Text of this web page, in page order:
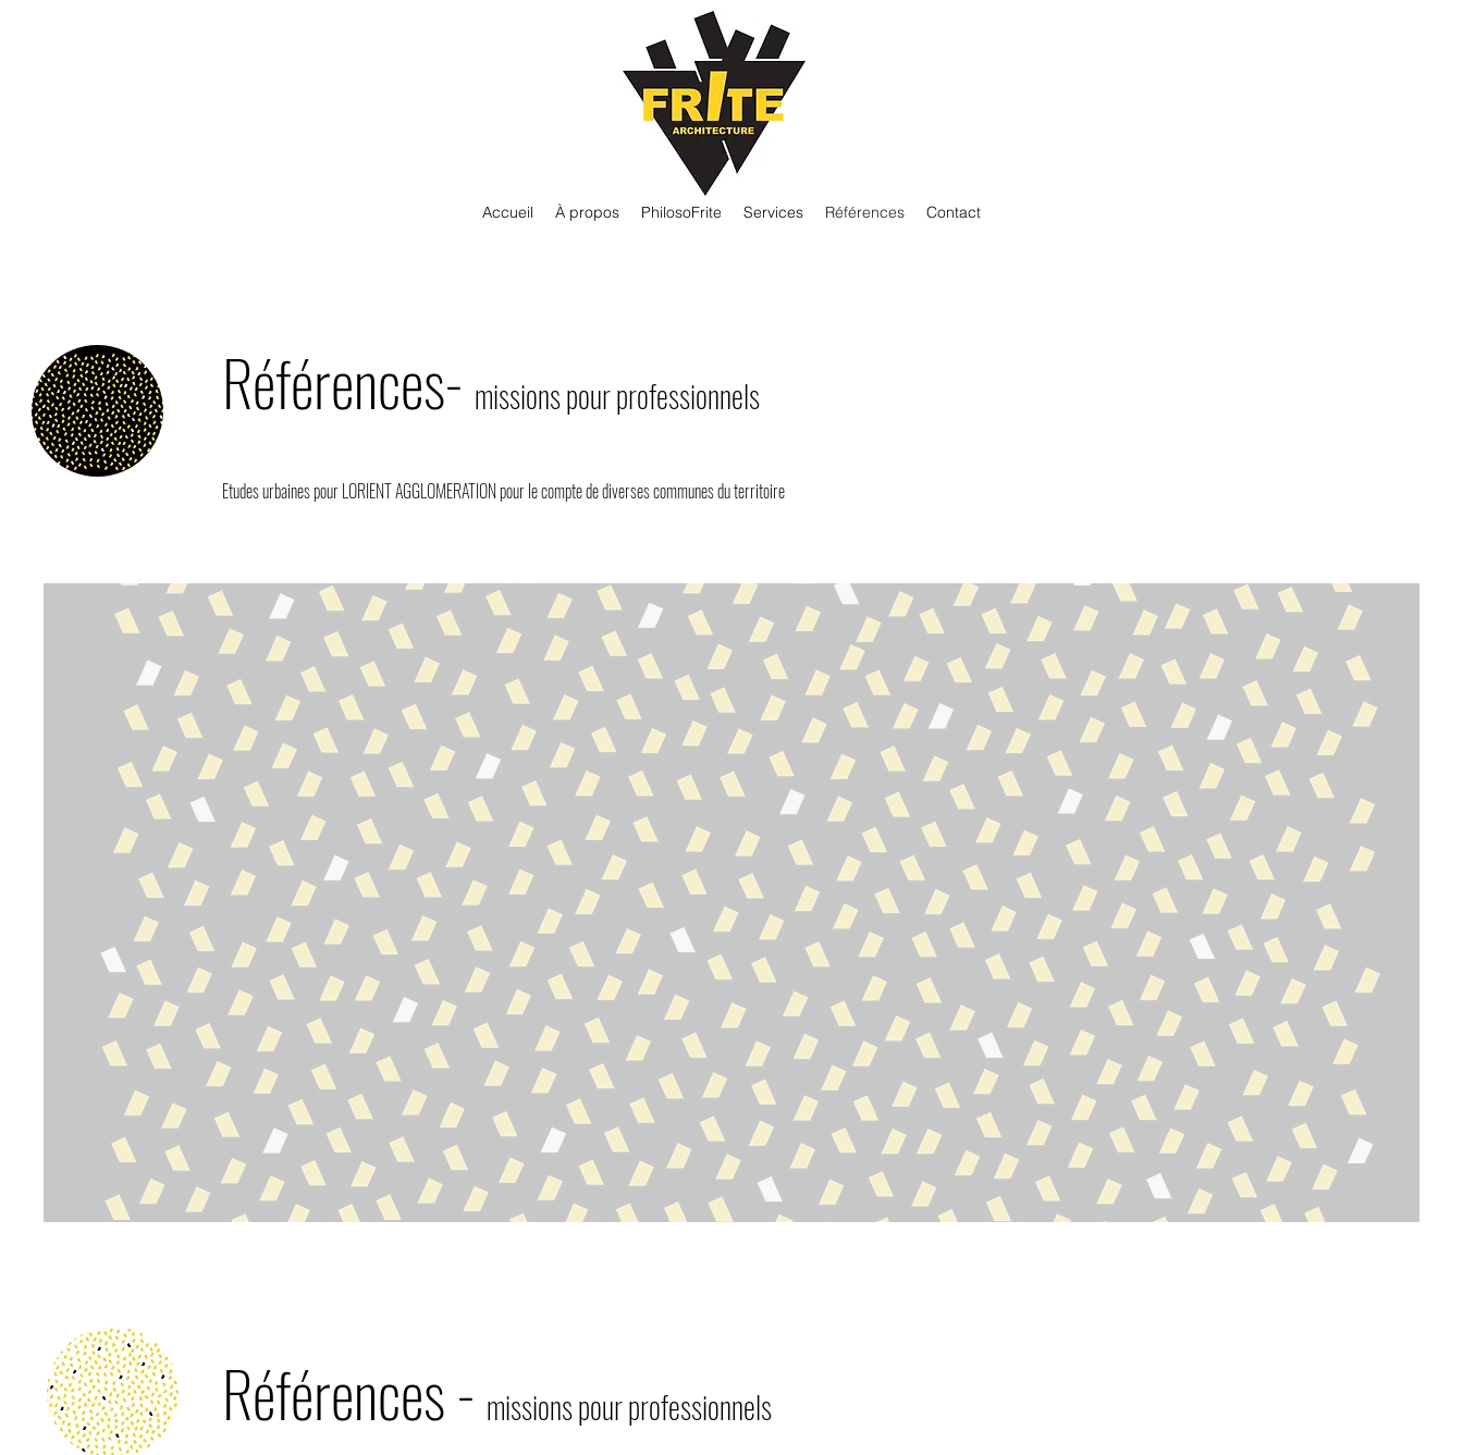
Accueil À propos PhilosoFrite Services Références Contact
Références- missions pour professionnels
Etudes urbaines pour LORIENT AGGLOMERATION pour le compte de diverses communes du territoire
Références - missions pour professionnels